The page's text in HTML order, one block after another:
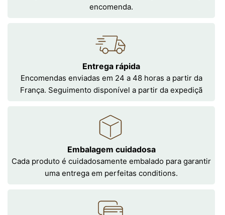
encomenda.
Entrega rápida
Encomendas enviadas em 24 a 48 horas a partir da
França. Seguimento disponível a partir da expediçã
Embalagem cuidadosa
Cada produto é cuidadosamente embalado para garantir
uma entrega em perfeitas conditions.